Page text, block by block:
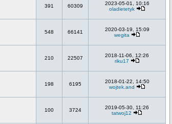
391 60309
2023-05-01, 10:16
oladietetyk
548 66141
2020-03-19, 15:09
wegita
210 22507
2018-11-06, 12:26
riku17
198 6195
2018-01-22, 14:50
wojtek.and
100 3724
2019-05-30, 11:26
tatwoj12